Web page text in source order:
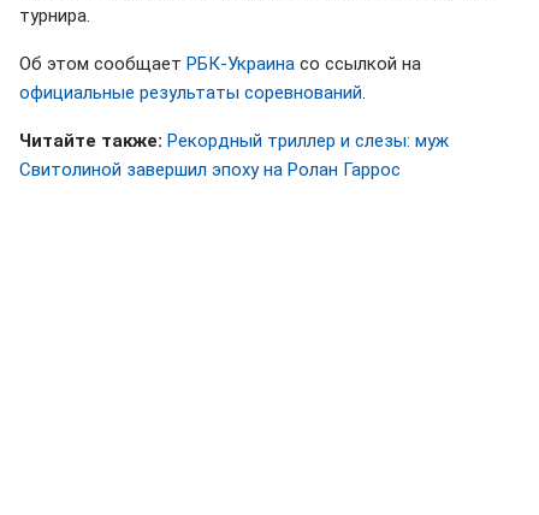
турнира.
Об этом сообщает РБК-Украина со ссылкой на
официальные результаты соревнований
Читайте также: Рекордный триллер и слезы: муж
Свитолиной завершил эпоху на Ролан Гаррос